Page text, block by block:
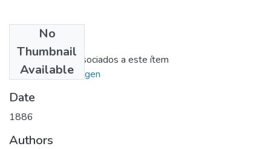
No
Thumbnail
Available
No hay ficheros asociados a este ítem
Ir al repositorio origen
Date
1886
Authors